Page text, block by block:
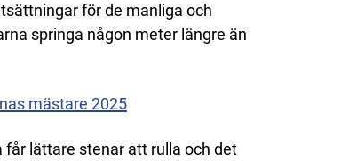
för de manliga och
springa någon meter längre än
mästare 2025
får lättare stenar att rulla och det